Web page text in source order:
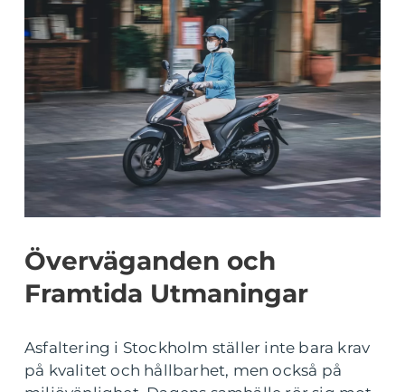
Överväganden och
Framtida Utmaningar
Asfaltering i Stockholm ställer inte bara krav
på kvalitet och hållbarhet, men också på